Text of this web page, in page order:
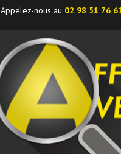
Appelez-nous au 02 98 51 76